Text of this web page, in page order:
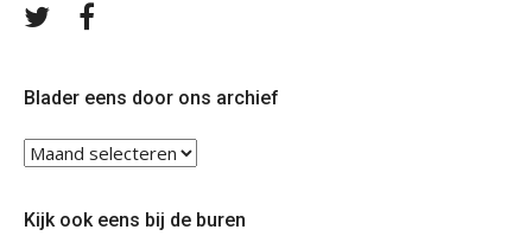
Volg
Blader eens door ons archief
Blader
ons
Kijk ook eens bij de buren